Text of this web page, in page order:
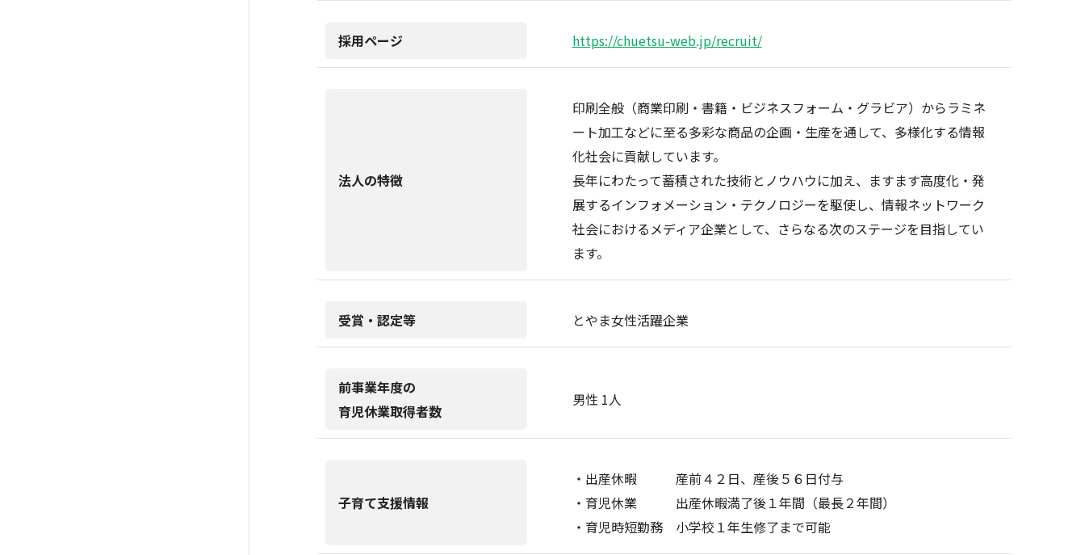
採用ページ https://chuetsu-web.jp/recruit/
法人の特徴
印刷全般（商業印刷・書籍・ビジネスフォーム・グラビア）からラミネ
ート加工などに至る多彩な商品の企画・生産を通して、多様化する情報
化社会に貢献しています。
長年にわたって蓄積された技術とノウハウに加え、ますます高度化・発
展するインフォメーション・テクノロジーを駆使し、情報ネットワーク
社会におけるメディア企業として、さらなる次のステージを目指してい
ます。
受賞・認定等 とやま女性活躍企業
前事業年度の
育児休業取得者数
男性 1人
子育て支援情報
・出産休暇 産前４２日、産後５６日付与
・育児休業 出産休暇満了後１年間（最長２年間）
・育児時短勤務 小学校１年生修了まで可能